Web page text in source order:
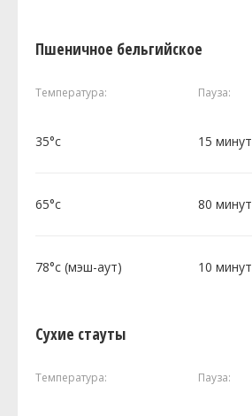
Пшеничное бельгийское
Температура: Пауза:
35°c 15 минут
65°c 80 минут
78°c (мэш-аут) 10 минут
Сухие стауты
Температура: Пауза: